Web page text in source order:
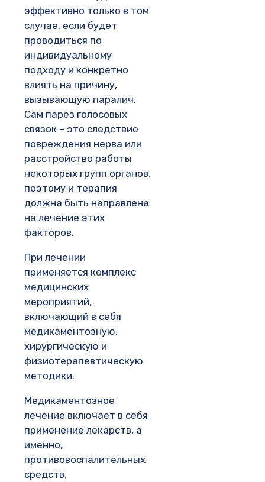
эффективно только в том
случае, если будет
проводиться по
индивидуальному
подходу и конкретно
влиять на причину,
вызывающую паралич.
Сам парез голосовых
связок – это следствие
повреждения нерва или
расстройство работы
некоторых групп органов,
поэтому и терапия
должна быть направлена
на лечение этих
факторов.
При лечении
применяется комплекс
медицинских
мероприятий,
включающий в себя
медикаментозную,
хирургическую и
физиотерапевтическую
методики.
Медикаментозное
лечение включает в себя
применение лекарств, а
именно,
противовоспалительных
средств,